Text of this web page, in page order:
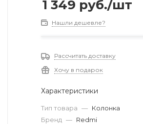
1 349 руб./шт
Нашли дешевле?
Рассчитать доставку
Хочу в подарок
Характеристики
Тип товара — Колонка
Бренд — Redmi